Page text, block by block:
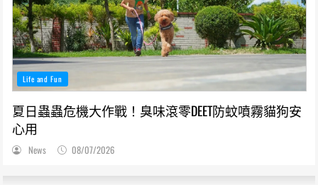
Life and Fun
夏日蟲蟲危機大作戰！臭味滾零DEET防蚊噴霧貓狗安
心用
News 08/07/2026